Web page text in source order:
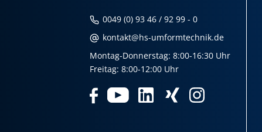
0049 (0) 93 46 / 92 99 - 0
kontakt@hs-umformtechnik.de
Montag-Donnerstag: 8:00-16:30 Uhr
Freitag: 8:00-12:00 Uhr